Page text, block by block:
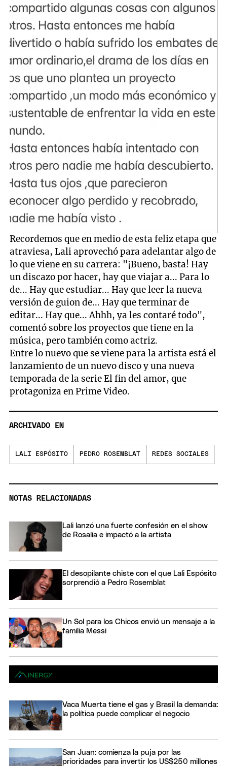
Recordemos que en medio de esta feliz etapa que
atraviesa, Lali aprovechó para adelantar algo de
lo que viene en su carrera: "¡Bueno, basta! Hay
un discazo por hacer, hay que viajar a... Para lo
de... Hay que estudiar... Hay que leer la nueva
versión de guion de... Hay que terminar de
editar... Hay que... Ahhh, ya les contaré todo",
comentó sobre los proyectos que tiene en la
música, pero también como actriz.
Entre lo nuevo que se viene para la artista está el
lanzamiento de un nuevo disco y una nueva
temporada de la serie El fin del amor, que
protagoniza en Prime Video.
ARCHIVADO EN
LALI ESPÓSITO PEDRO ROSEMBLAT REDES SOCIALES
NOTAS RELACIONADAS
Lali lanzó una fuerte confesión en el show
de Rosalía e impactó a la artista
El desopilante chiste con el que Lali Espósito
sorprendió a Pedro Rosemblat
Un Sol para los Chicos envió un mensaje a la
familia Messi
Vaca Muerta tiene el gas y Brasil la demanda:
la política puede complicar el negocio
San Juan: comienza la puja por las
prioridades para invertir los US$250 millones